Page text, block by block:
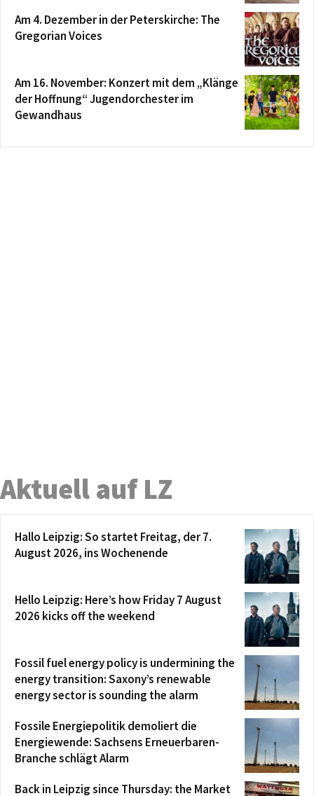
Am 4. Dezember in der Peterskirche: The
Gregorian Voices
Am 16. November: Konzert mit dem „Klänge
der Hoffnung“ Jugendorchester im
Gewandhaus
Aktuell auf LZ
Hallo Leipzig: So startet Freitag, der 7.
August 2026, ins Wochenende
Hello Leipzig: Here’s how Friday 7 August
2026 kicks off the weekend
Fossil fuel energy policy is undermining the
energy transition: Saxony’s renewable
energy sector is sounding the alarm
Fossile Energiepolitik demoliert die
Energiewende: Sachsens Erneuerbaren-
Branche schlägt Alarm
Back in Leipzig since Thursday: the Market